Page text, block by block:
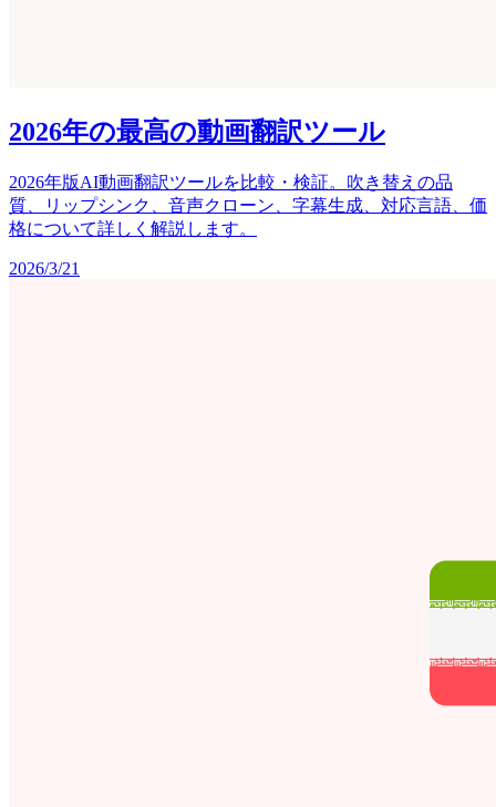
2026年の最高の動画翻訳ツール
2026年版AI動画翻訳ツールを比較・検証。吹き替えの品
質、リップシンク、音声クローン、字幕生成、対応言語、価
格について詳しく解説します。
2026/3/21